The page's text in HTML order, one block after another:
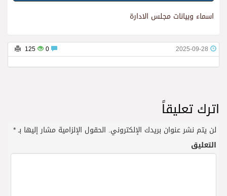
اسماء وبيانات مجلس الادارة
2025-09-28
125
اترك تعليقاً
لن يتم نشر عنوان بريدك الإلكتروني. الحقول الإلزامية مشار إليها بـ*
التعليق